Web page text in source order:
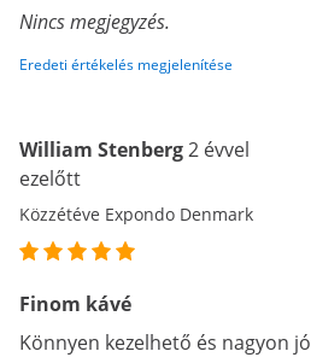
Nincs megjegyzés.
Eredeti értékelés megjelenítése
William Stenberg2 évvel
ezelőtt
Közzétéve Expondo Denmark
Finom kávé
Könnyen kezelhető és nagyon